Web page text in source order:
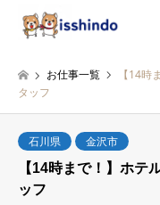
お仕事一覧
【14時
タッフ
石川県
金沢市
【14時まで！】ホテ
ッフ